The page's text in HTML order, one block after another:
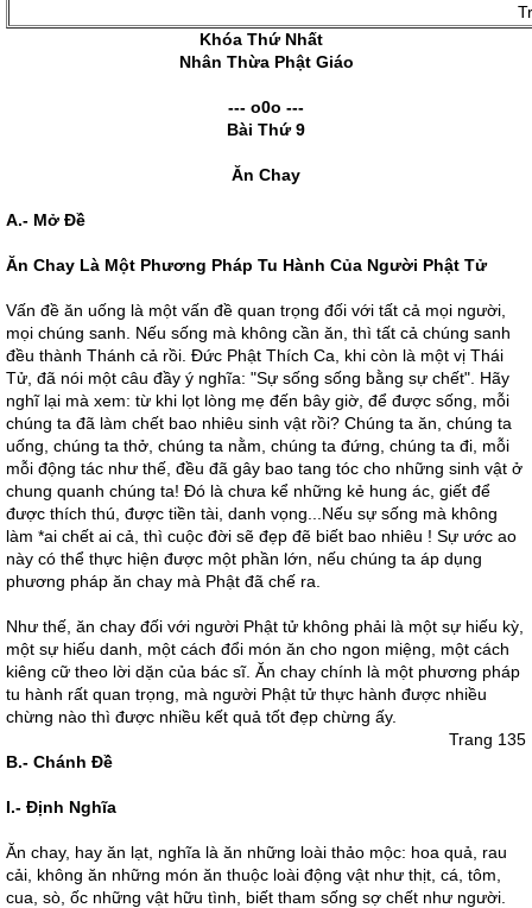
Khóa Thứ Nhất
Nhân Thừa Phật Giáo
--- o0o ---
Bài Thứ 9
Ăn Chay
A.- Mở Ðề
Ăn Chay Là Một Phương Pháp Tu Hành Của Người Phật Tử
Vấn đề ăn uống là một vấn đề quan trọng đối với tất cả mọi người,
mọi chúng sanh. Nếu sống mà không cần ăn, thì tất cả chúng sanh
đều thành Thánh cả rồi. Ðức Phật Thích Ca, khi còn là một vị Thái
Tử, đã nói một câu đầy ý nghĩa: "Sự sống sống bằng sự chết". Hãy
nghĩ lại mà xem: từ khi lọt lòng mẹ đến bây giờ, để được sống, mỗi
chúng ta đã làm chết bao nhiêu sinh vật rồi? Chúng ta ăn, chúng ta
uống, chúng ta thở, chúng ta nằm, chúng ta đứng, chúng ta đi, mỗi
mỗi động tác như thế, đều đã gây bao tang tóc cho những sinh vật ở
chung quanh chúng ta! Ðó là chưa kể những kẻ hung ác, giết để
được thích thú, được tiền tài, danh vọng...Nếu sự sống mà không
làm *ai chết ai cả, thì cuộc đời sẽ đẹp đẽ biết bao nhiêu ! Sự ước ao
này có thể thực hiện được một phần lớn, nếu chúng ta áp dụng
phương pháp ăn chay mà Phật đã chế ra.
Như thế, ăn chay đối với người Phật tử không phải là một sự hiếu kỳ,
một sự hiếu danh, một cách đổi món ăn cho ngon miệng, một cách
kiêng cữ theo lời dặn của bác sĩ. Ăn chay chính là một phương pháp
tu hành rất quan trọng, mà người Phật tử thực hành được nhiều
chừng nào thì được nhiều kết quả tốt đẹp chừng ấy.
Trang 135
B.- Chánh Ðề
I.- Ðịnh Nghĩa
Ăn chay, hay ăn lạt, nghĩa là ăn những loài thảo mộc: hoa quả, rau
cải, không ăn những món ăn thuộc loài động vật như thịt, cá, tôm,
cua, sò, ốc những vật hữu tình, biết tham sống sợ chết như người.